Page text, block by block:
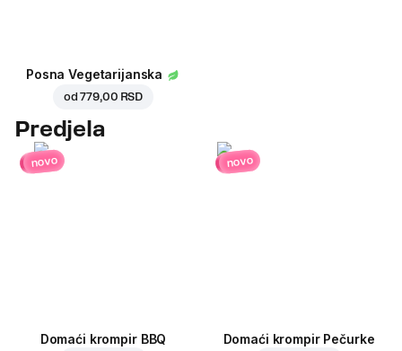
Posna Vegetarijanska
od779,00 RSD
Predjela
novo
Domaći krompir BBQ
novo
Domaći krompir Pečurke